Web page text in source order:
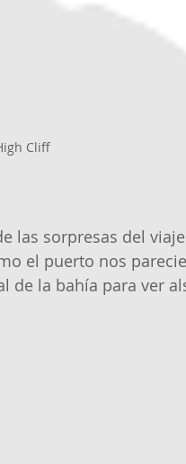
Cliff
las sorpresas del
el puerto nos
de la bahía para ver